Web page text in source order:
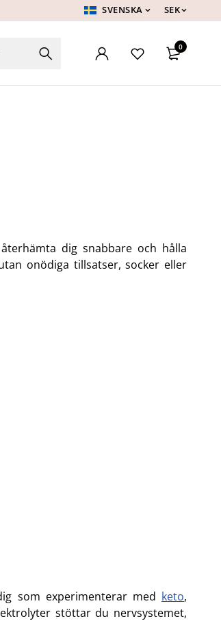
SVENSKA SEK
0
dig snabbare och hålla
onödiga tillsatser, socker eller
som experimenterar med keto,
stöttar du nervsystemet,